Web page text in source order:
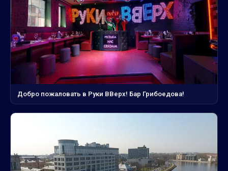
Добро пожаловать в Руки ВВерх! Бар Грибоедова!